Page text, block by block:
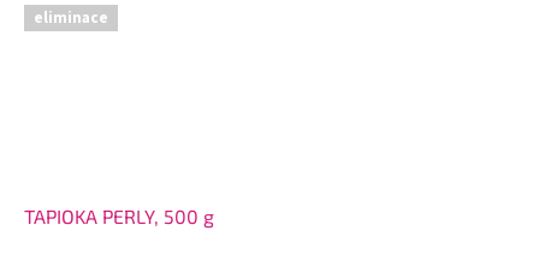
eliminace
TAPIOKA PERLY, 500 g